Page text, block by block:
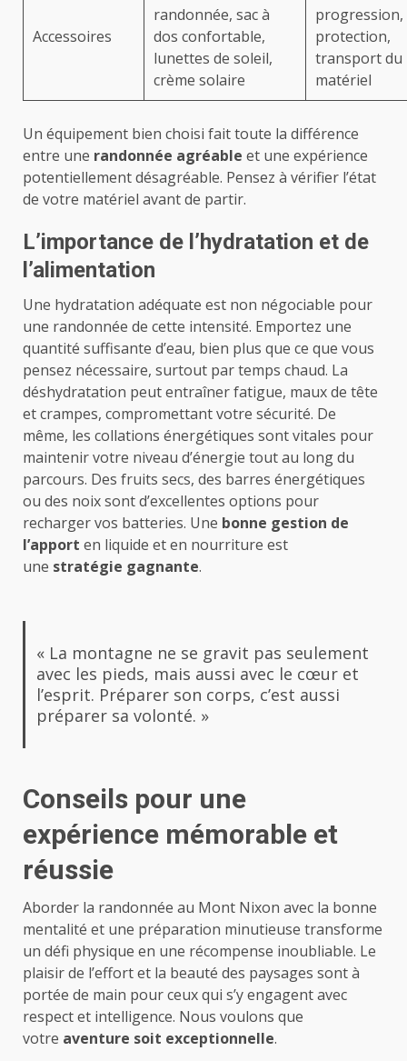
Accessoires
randonnée, sac à
dos confortable,
lunettes de soleil,
crème solaire
progression,
protection,
transport du
matériel
Un équipement bien choisi fait toute la différence
entre une randonnée agréable et une expérience
potentiellement désagréable. Pensez à vérifier l’état
de votre matériel avant de partir.
L’importance de l’hydratation et de
l’alimentation
Une hydratation adéquate est non négociable pour
une randonnée de cette intensité. Emportez une
quantité suffisante d’eau, bien plus que ce que vous
pensez nécessaire, surtout par temps chaud. La
déshydratation peut entraîner fatigue, maux de tête
et crampes, compromettant votre sécurité. De
même, les collations énergétiques sont vitales pour
maintenir votre niveau d’énergie tout au long du
parcours. Des fruits secs, des barres énergétiques
ou des noix sont d’excellentes options pour
recharger vos batteries. Une bonne gestion de
l’apport en liquide et en nourriture est
une stratégie gagnante.
« La montagne ne se gravit pas seulement
avec les pieds, mais aussi avec le cœur et
l’esprit. Préparer son corps, c’est aussi
préparer sa volonté. »
Conseils pour une
expérience mémorable et
réussie
Aborder la randonnée au Mont Nixon avec la bonne
mentalité et une préparation minutieuse transforme
un défi physique en une récompense inoubliable. Le
plaisir de l’effort et la beauté des paysages sont à
portée de main pour ceux qui s’y engagent avec
respect et intelligence. Nous voulons que
votre aventure soit exceptionnelle.